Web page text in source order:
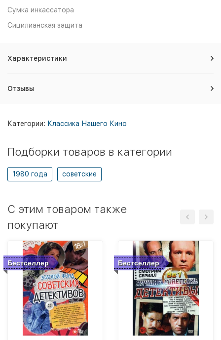
Сумка инкассатора
Сицилианская защита
Характеристики
Отзывы
Категории: Классика Нашего Кино
Подборки товаров в категории
1980 года советские
C этим товаром также
покупают
Бестселлер Бестселлер